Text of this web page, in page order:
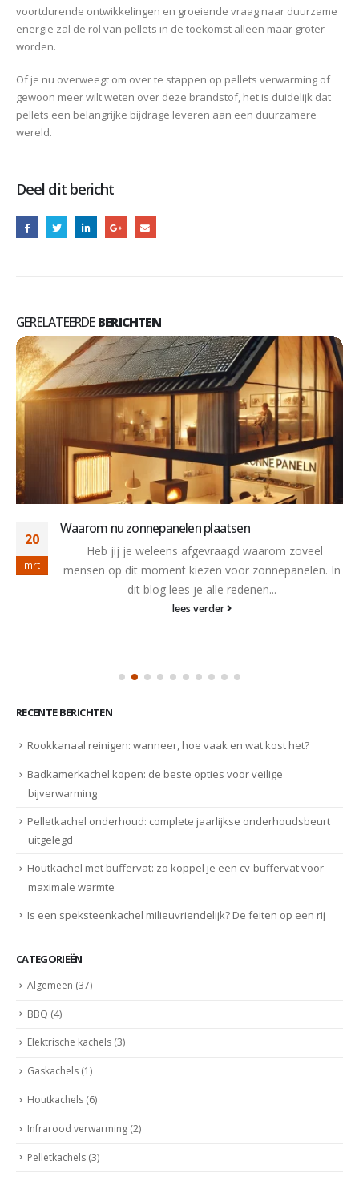
voortdurende ontwikkelingen en groeiende vraag naar duurzame
energie zal de rol van pellets in de toekomst alleen maar groter
worden.
Of je nu overweegt om over te stappen op pellets verwarming of
gewoon meer wilt weten over deze brandstof, het is duidelijk dat
pellets een belangrijke bijdrage leveren aan een duurzamere
wereld.
Deel dit bericht
GERELATEERDEBERICHTEN
20
mrt
Waarom nu zonnepanelen plaatsen
Heb jij je weleens afgevraagd waarom zoveel
mensen op dit moment kiezen voor zonnepanelen. In
dit blog lees je alle redenen...
lees verder
RECENTE BERICHTEN
Rookkanaal reinigen: wanneer, hoe vaak en wat kost het?
Badkamerkachel kopen: de beste opties voor veilige
bijverwarming
Pelletkachel onderhoud: complete jaarlijkse onderhoudsbeurt
uitgelegd
Houtkachel met buffervat: zo koppel je een cv-buffervat voor
maximale warmte
Is een speksteenkachel milieuvriendelijk? De feiten op een rij
CATEGORIEËN
Algemeen (37)
BBQ (4)
Elektrische kachels (3)
Gaskachels (1)
Houtkachels (6)
Infrarood verwarming (2)
Pelletkachels (3)